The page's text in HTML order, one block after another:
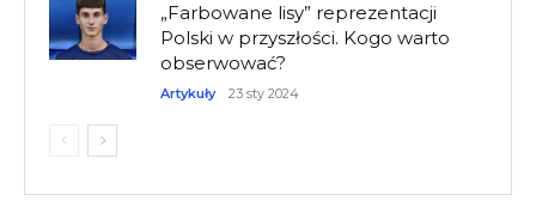
„Farbowane lisy” reprezentacji
Polski w przyszłości. Kogo warto
obserwować?
Artykuły 23 sty 2024